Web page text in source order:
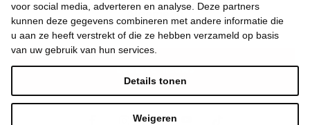
voor social media, adverteren en analyse. Deze partners
kunnen deze gegevens combineren met andere informatie die
u aan ze heeft verstrekt of die ze hebben verzameld op basis
van uw gebruik van hun services.
Weigeren
Details tonen
Algemeen
Laatste nieuws